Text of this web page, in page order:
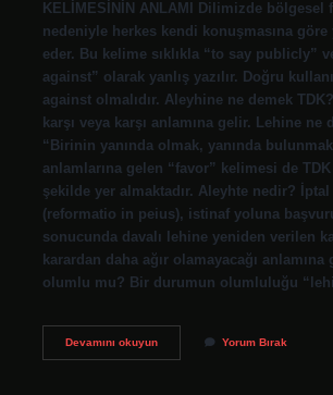
KELİMESİNİN ANLAMI Dilimizde bölgesel
nedeniyle herkes kendi konuşmasına göre
eder. Bu kelime sıklıkla “to say publicly”
against” olarak yanlış yazılır. Doğru
against olmalıdır. Aleyhine ne demek
karşı veya karşı anlamına gelir. Lehine ne
“Birinin yanında olmak, yanında
anlamlarına gelen “favor” kelimesi de
şekilde yer almaktadır. Aleyhte nedir? İptal
(reformatio in peius), istinaf yoluna
sonucunda davalı lehine yeniden verilen
karardan daha ağır olamayacağı
olumlu mu? Bir durumun olumluluğu
Devamını okuyunAleyhine
Yorum Bırak